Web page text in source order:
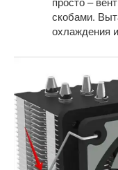
скобами.
охлаждения